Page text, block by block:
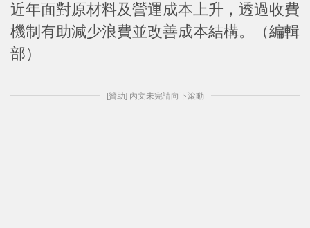
近年面對原材料及營運成本上升，透過收費
機制有助減少浪費並改善成本結構。（編輯
部）
[贊助] 內文未完請向下滾動